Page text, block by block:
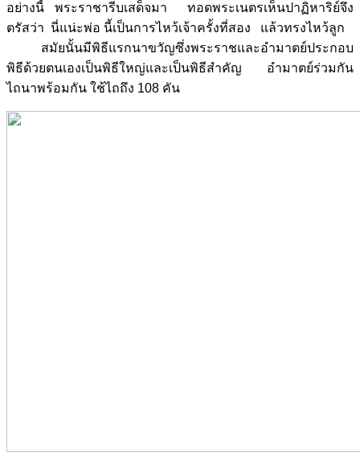
อย่างนี้ พระราชารีบเสด็จมา ทอดพระเนตรเห็นปาฏิหาริย์จึง
ตรัสว่า นี่แน่ะพ่อ นี้เป็นการไหว้เจ้าครั้งที่สอง แล้วทรงไหว้ลูก
สมัยนั้นมีพิธีแรกนาขวัญซึ่งพระราชและอำมาตย์ประกอบ
พิธีด้วยตนเองเป็นพิธีใหญ่และเป็นพิธีสำคัญ อำมาตย์ร่วมกัน
ไถนาพร้อมกัน ใช้ไถถึง 108 คัน